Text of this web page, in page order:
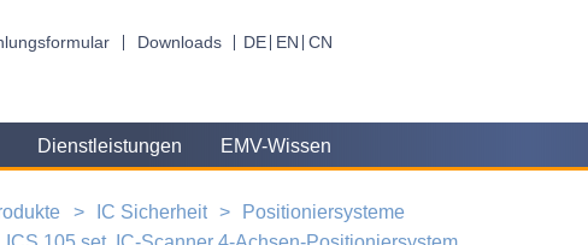
Downloads DE EN CN
Dienstleistungen EMV-Wissen
IC Sicherheit
Positioniersysteme